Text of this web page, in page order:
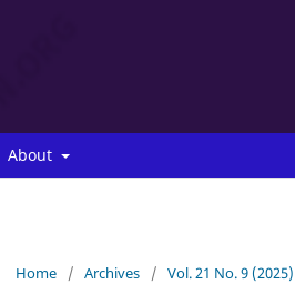
About
Home / Archives / Vol. 21 No. 9